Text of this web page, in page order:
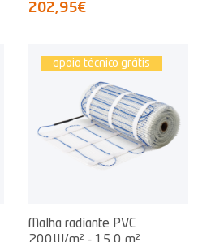
202,95€
apoio técnico grátis
Malha radiante PVC